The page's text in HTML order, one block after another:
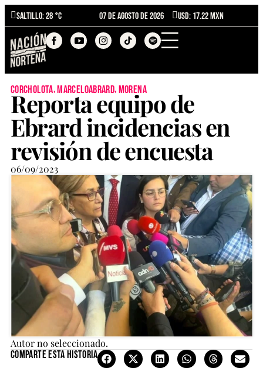
Saltillo: 28 °C 07 de agosto de 2026 USD: 17.22 MXN
corcholota,marceloabrard, morena
Reporta equipo de
Ebrard incidencias en
revisión de encuesta
06/09/2023
Autor no seleccionado.
Comparte esta historia